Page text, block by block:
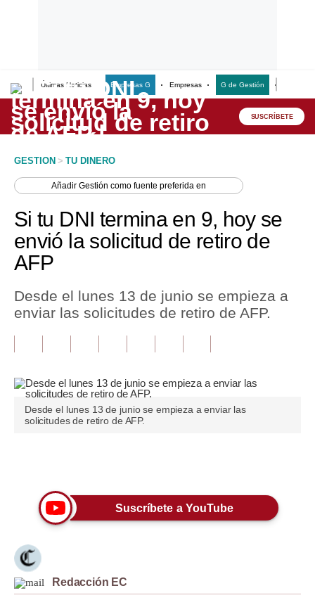
Últimas Noticias Empresas G Empresas G de Gestión
Lo último
Peru Quiosco
Economía
Mercados
Política
Inmobiliarias
Plus G
Pregunta de hoy
Tendencias
Lujo
SUSCRÍBETE
GESTION > TU DINERO
AñadirGestión como fuente preferida en
Si tu DNI termina en 9, hoy se
envió la solicitud de retiro de
AFP
Desde el lunes 13 de junio se empieza a
enviar las solicitudes de retiro de AFP.
Desde el lunes 13 de junio se empieza a enviar las
solicitudes de retiro de AFP.
Suscríbete a YouTube
Redacción EC